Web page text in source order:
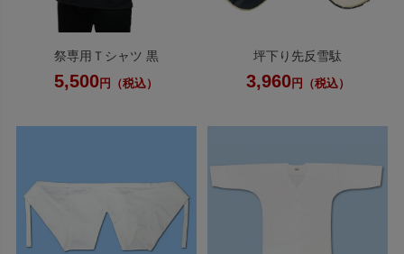
祭専用Ｔシャツ 黒
5,500 円（税込）
坪下り先反雪駄
3,960円（税込）